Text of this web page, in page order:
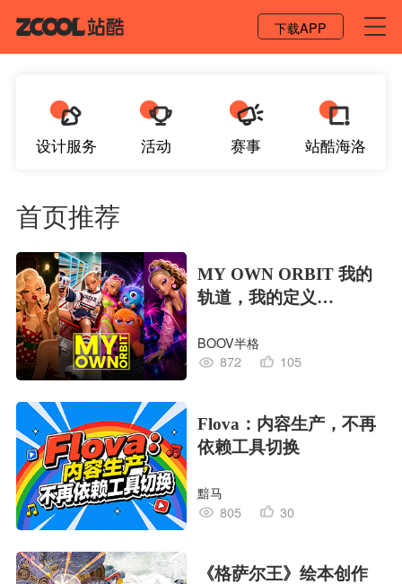
下载APP
设计服务 活动 赛事 站酷海洛
首页推荐
MY OWN ORBIT 我的
轨道，我的定义
对
BOOV半格
872
105
Flova：内容生产，不再
依赖工具切换
黯马
805
30
《格萨尔王》绘本创作